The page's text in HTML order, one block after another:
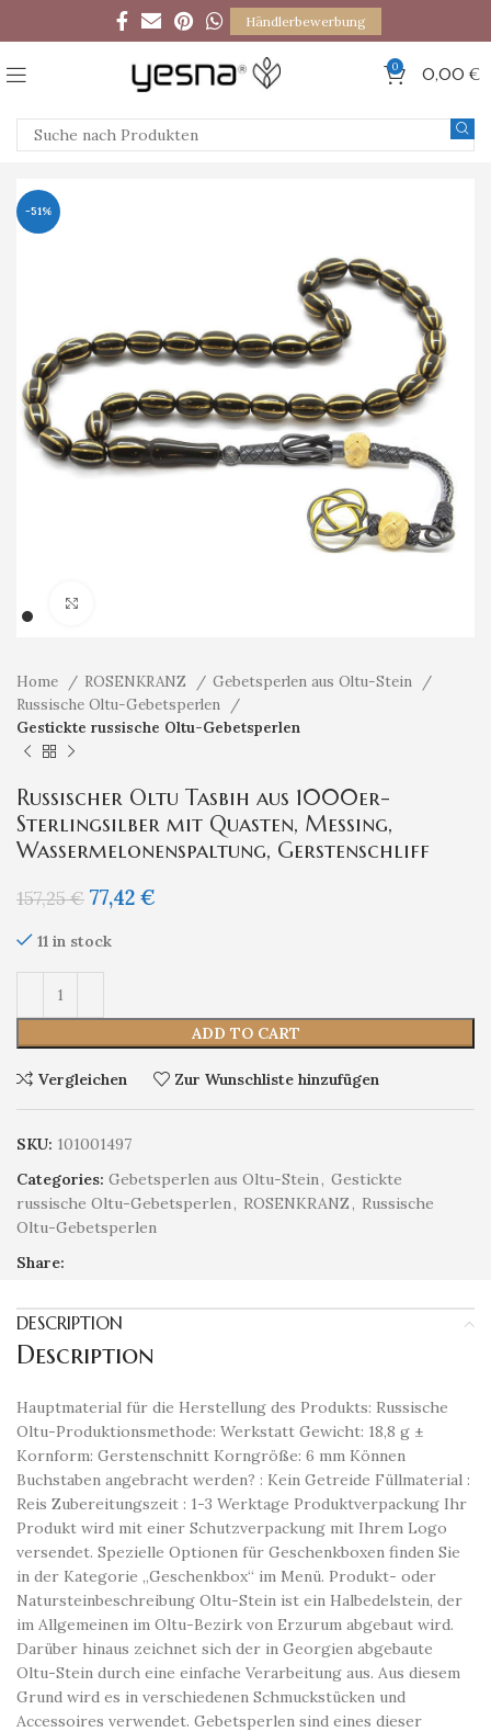
Händlerbewerbung
0 0,00 €
-51%
Home ROSENKRANZ
Gebetsperlen aus Oltu-Stein
Russische Oltu-Gebetsperlen
Gestickte russische Oltu-Gebetsperlen
Russischer Oltu Tasbih aus 1000er-
Sterlingsilber mit Quasten, Messing,
Wassermelonenspaltung, Gerstenschliff
157,25€ 77,42 €
11 in stock
ADD TO CART
Vergleichen Zur Wunschliste hinzufügen
SKU: 101001497
Categories: Gebetsperlen aus Oltu-Stein, Gestickte
russische Oltu-Gebetsperlen, ROSENKRANZ, Russische
Oltu-Gebetsperlen
Share:
DESCRIPTION
Description
Hauptmaterial für die Herstellung des Produkts: Russische
Oltu-Produktionsmethode: Werkstatt Gewicht: 18,8 g ±
Kornform: Gerstenschnitt Korngröße: 6 mm Können
Buchstaben angebracht werden? : Kein Getreide Füllmaterial :
Reis Zubereitungszeit : 1-3 Werktage Produktverpackung Ihr
Produkt wird mit einer Schutzverpackung mit Ihrem Logo
versendet. Spezielle Optionen für Geschenkboxen finden Sie
in der Kategorie „Geschenkbox“ im Menü. Produkt- oder
Natursteinbeschreibung Oltu-Stein ist ein Halbedelstein, der
im Allgemeinen im Oltu-Bezirk von Erzurum abgebaut wird.
Darüber hinaus zeichnet sich der in Georgien abgebaute
Oltu-Stein durch eine einfache Verarbeitung aus. Aus diesem
Grund wird es in verschiedenen Schmuckstücken und
Accessoires verwendet. Gebetsperlen sind eines dieser